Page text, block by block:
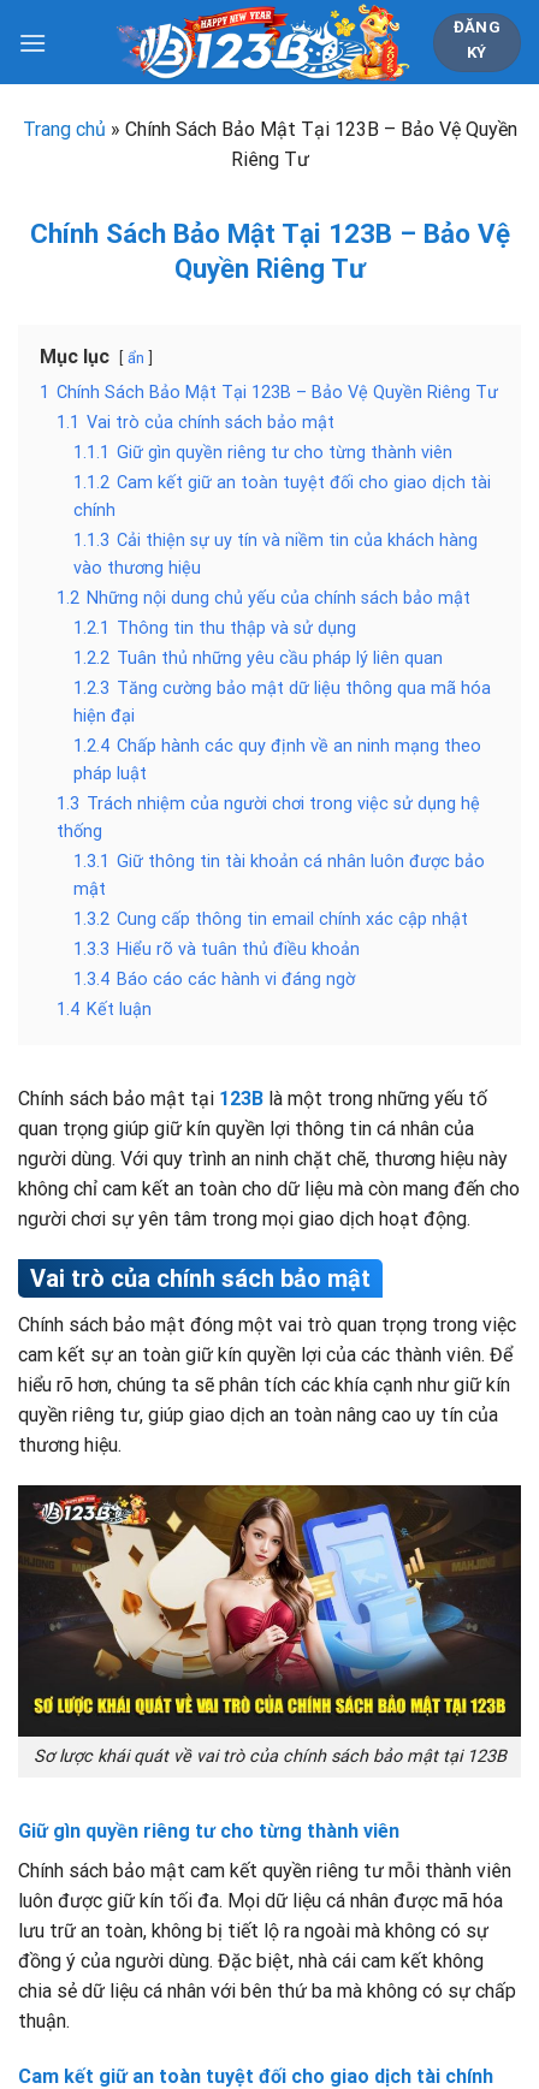
đến
ĐĂNG
KÝ
Trang chủ » Chính Sách Bảo Mật Tại 123B – Bảo Vệ Quyền
Riêng Tư
Chính Sách Bảo Mật Tại 123B – Bảo Vệ
Quyền Riêng Tư
Mục lục ẩn
1 Chính Sách Bảo Mật Tại 123B – Bảo Vệ Quyền Riêng Tư
1.1 Vai trò của chính sách bảo mật
1.1.1 Giữ gìn quyền riêng tư cho từng thành viên
1.1.2 Cam kết giữ an toàn tuyệt đối cho giao dịch tài
chính
1.1.3 Cải thiện sự uy tín và niềm tin của khách hàng
vào thương hiệu
1.2 Những nội dung chủ yếu của chính sách bảo mật
1.2.1 Thông tin thu thập và sử dụng
1.2.2 Tuân thủ những yêu cầu pháp lý liên quan
1.2.3 Tăng cường bảo mật dữ liệu thông qua mã hóa
hiện đại
1.2.4 Chấp hành các quy định về an ninh mạng theo
pháp luật
1.3 Trách nhiệm của người chơi trong việc sử dụng hệ
thống
1.3.1 Giữ thông tin tài khoản cá nhân luôn được bảo
mật
1.3.2 Cung cấp thông tin email chính xác cập nhật
1.3.3 Hiểu rõ và tuân thủ điều khoản
1.3.4 Báo cáo các hành vi đáng ngờ
1.4 Kết luận
Chính sách bảo mật tại 123B là một trong những yếu tố
quan trọng giúp giữ kín quyền lợi thông tin cá nhân của
người dùng. Với quy trình an ninh chặt chẽ, thương hiệu này
không chỉ cam kết an toàn cho dữ liệu mà còn mang đến cho
người chơi sự yên tâm trong mọi giao dịch hoạt động.
Vai trò của chính sách bảo mật
Chính sách bảo mật đóng một vai trò quan trọng trong việc
cam kết sự an toàn giữ kín quyền lợi của các thành viên. Để
hiểu rõ hơn, chúng ta sẽ phân tích các khía cạnh như giữ kín
quyền riêng tư, giúp giao dịch an toàn nâng cao uy tín của
thương hiệu.
Sơ lược khái quát về vai trò của chính sách bảo mật tại 123B
Giữ gìn quyền riêng tư cho từng thành viên
Chính sách bảo mật cam kết quyền riêng tư mỗi thành viên
luôn được giữ kín tối đa. Mọi dữ liệu cá nhân được mã hóa
lưu trữ an toàn, không bị tiết lộ ra ngoài mà không có sự
đồng ý của người dùng. Đặc biệt, nhà cái cam kết không
chia sẻ dữ liệu cá nhân với bên thứ ba mà không có sự chấp
thuận.
Cam kết giữ an toàn tuyệt đối cho giao dịch tài chính